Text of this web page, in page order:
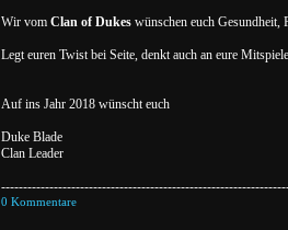
Wir vom Clan of Dukes wünschen euch Gesundheit,
Legt euren Twist bei Seite, denkt auch an eure
Auf ins Jahr 2018 wünscht euch
Duke Blade
Clan Leader
0 Kommentare